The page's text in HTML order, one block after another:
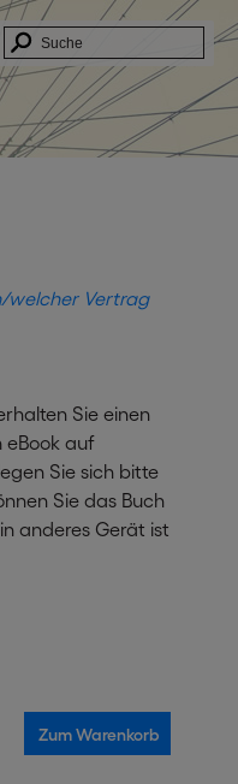
welcher Vertrag
Sie einen
eBook auf
Sie sich bitte
Sie das Buch
anderes Gerät ist